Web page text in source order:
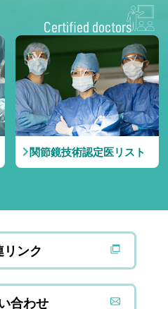
Certified doctors
関節鏡技術認定医リスト
リンク
合わせ